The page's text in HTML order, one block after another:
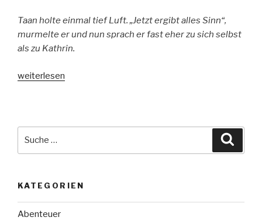
Taan holte einmal tief Luft. „Jetzt ergibt alles Sinn“,
murmelte er und nun sprach er fast eher zu sich selbst
als zu Kathrin.
„Sonnentänzer“
weiterlesen
KATEGORIEN
Abenteuer